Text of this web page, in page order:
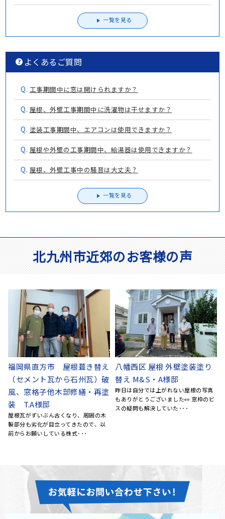
一覧を見る
よくあるご質問
Q. 工事期間中に窓は開けられますか？
Q. 屋根、外壁工事期間中に洗濯物は干せますか？
Q. 塗装工事期間中、エアコンは使用できますか？
Q. 屋根や外壁の工事期間中、給湯器は使用できますか？
Q. 屋根、外壁工事中の騒音は大丈夫？
一覧を見る
北九州市近郊のお客様の声
北九州市八幡西区 外壁塗装
(サイディング) サイディン
グコーキング打ち替え 木部
補修・着色保護材塗布 Ｉ様
邸
昭和63年から何のメンテナンスもして
いない状態で、壁と壁の間の詰め物が
北九州市八幡西区 外壁塗
装 屋根塗装 屋根瓦修繕
再整列 破風交換 母屋他木
部修繕 K様邸